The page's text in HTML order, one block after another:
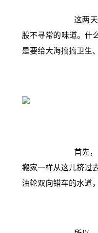
这两
股不寻常的味道。什
是要给大海搞搞卫生
首先
搬家一样从这儿挤过
油轮双向错车的水道